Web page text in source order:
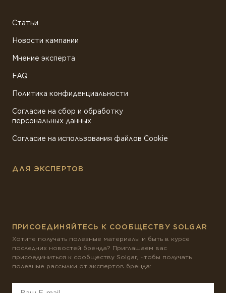
Статьи
Новости кампании
Мнение эксперта
FAQ
Политика конфиденциальности
Согласие на сбор и обработку
персональных данных
Согласие на использования файлов Cookie
ДЛЯ ЭКСПЕРТОВ
ПРИСОЕДИНЯЙТЕСЬ К СООБЩЕСТВУ SOLGAR
Хотите получать полезные материалы и быть в курсе
последних новостей бренда? Приглашаем вас
присоединиться к сообществу Solgar, чтобы получать
полезные рассылки от экспертов бренда: